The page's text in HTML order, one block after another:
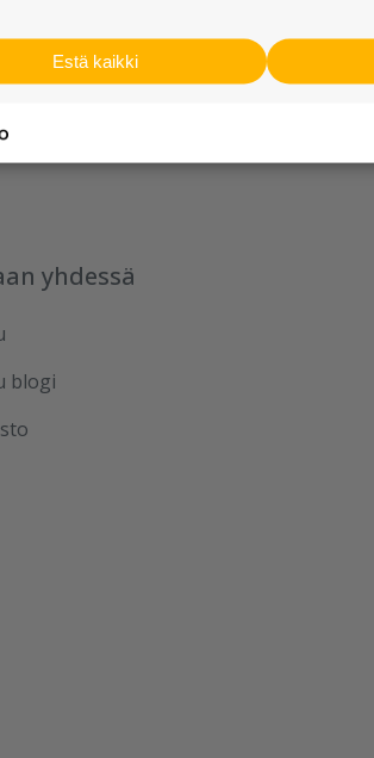
yhdessä
blogi
Estä kaikki